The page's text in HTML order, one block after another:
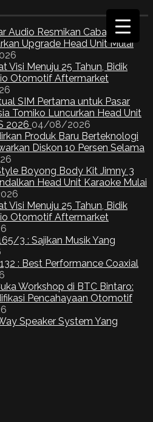
Audio Resmikan Cabang
Upgrade Head Unit Mulai
Visi Menuju 25 Tahun, Bidik
Otomotif Aftermarket
SIM Pertama untuk Pasar
Tomiko Luncurkan Head Unit
2026 04/08/2026
Produk Baru Berteknologi
Diskon 10 Persen Selama
Boyong Body Kit Jimny 3
Head Unit Karaoke Mulai
Visi Menuju 25 Tahun, Bidik
Otomotif Aftermarket
3 : Sajikan Musik Yang
: Best Performance Coaxial
Workshop di BTC Bintaro:
Pencahayaan Otomotif
Speaker System Yang